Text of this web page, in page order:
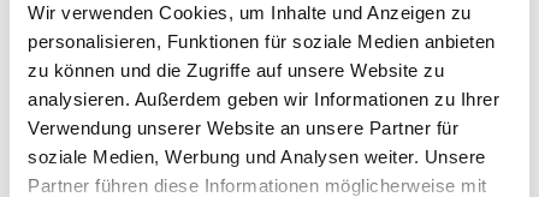
Wir verwenden Cookies, um Inhalte und Anzeigen zu
personalisieren, Funktionen für soziale Medien anbieten
zu können und die Zugriffe auf unsere Website zu
analysieren. Außerdem geben wir Informationen zu Ihrer
Verwendung unserer Website an unsere Partner für
soziale Medien, Werbung und Analysen weiter. Unsere
Partner führen diese Informationen möglicherweise mit
Gospels. Die Mitglieder gemischten Alters singen
bei Konzerten, aber auch in Gottesdiensten und bei
anderen Gemeindeveranstalltungen.